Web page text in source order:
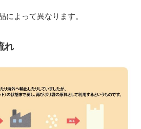
よって異なります。
れ